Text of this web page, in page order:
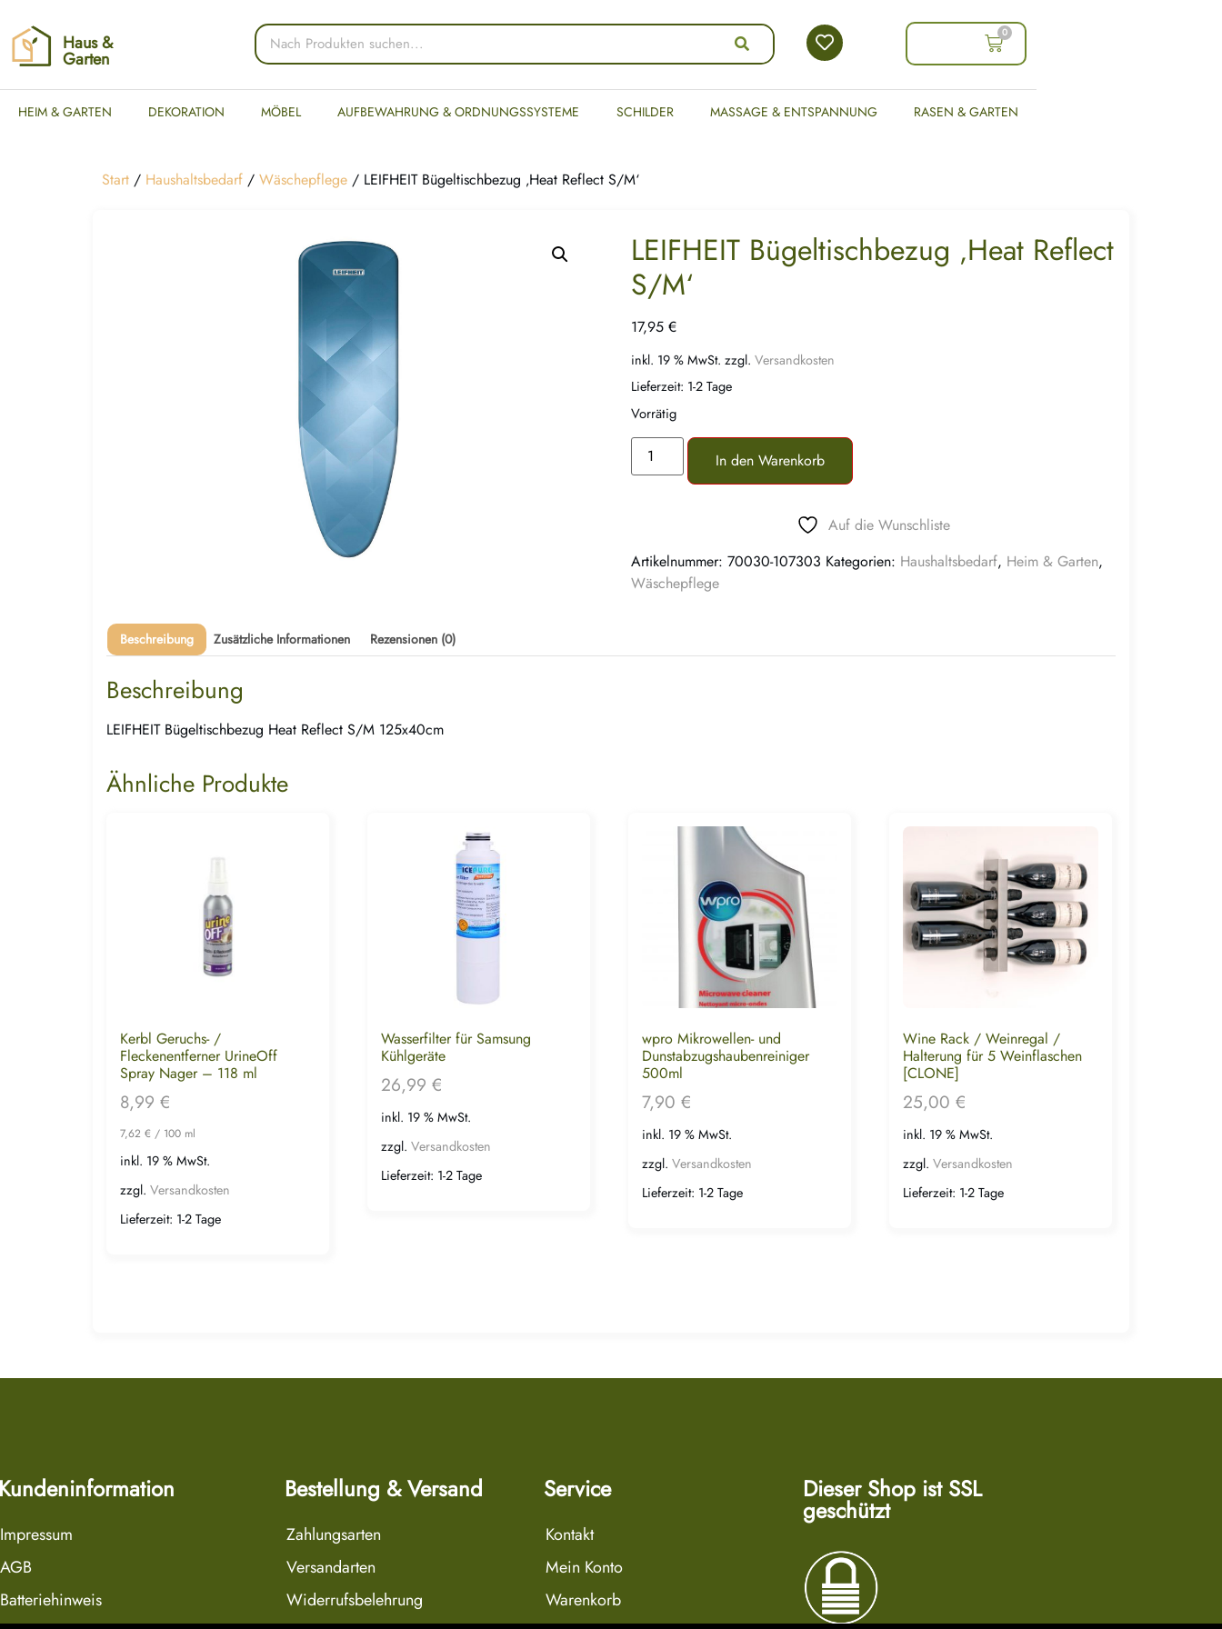
Haus &
Garten
0
HEIM & GARTEN DEKORATION MÖBEL AUFBEWAHRUNG & ORDNUNGSSYSTEME SCHILDER MASSAGE & ENTSPANNUNG RASEN & GARTEN
Start / Haushaltsbedarf / Wäschepflege / LEIFHEIT Bügeltischbezug ‚Heat Reflect S/M‘
LEIFHEIT Bügeltischbezug ‚Heat Reflect
S/M‘
17,95€
inkl. 19 % MwSt. zzgl.Versandkosten
Lieferzeit: 1-2 Tage
Vorrätig
In den Warenkorb
Auf die Wunschliste
Artikelnummer:70030-107303 Kategorien: Haushaltsbedarf, Heim & Garten,
Wäschepflege
Beschreibung Zusätzliche Informationen Rezensionen (0)
Beschreibung
LEIFHEIT Bügeltischbezug Heat Reflect S/M 125x40cm
Ähnliche Produkte
Kerbl Geruchs- /
Fleckenentferner UrineOff
Spray Nager – 118 ml
8,99 €
7,62 € / 100 ml
inkl. 19 % MwSt.
zzgl. Versandkosten
Lieferzeit: 1-2 Tage
Wasserfilter für Samsung
Kühlgeräte
26,99 €
inkl. 19 % MwSt.
zzgl. Versandkosten
Lieferzeit: 1-2 Tage
wpro Mikrowellen- und
Dunstabzugshaubenreiniger
500ml
7,90 €
inkl. 19 % MwSt.
zzgl. Versandkosten
Lieferzeit: 1-2 Tage
Wine Rack / Weinregal /
Halterung für 5 Weinflaschen
[CLONE]
25,00 €
inkl. 19 % MwSt.
zzgl. Versandkosten
Lieferzeit: 1-2 Tage
Impressum
AGB
Batteriehinweis
Bestellung & Versand
Zahlungsarten
Versandarten
Widerrufsbelehrung
Service
Kontakt
Mein Konto
Warenkorb
Dieser Shop ist SSL
geschützt